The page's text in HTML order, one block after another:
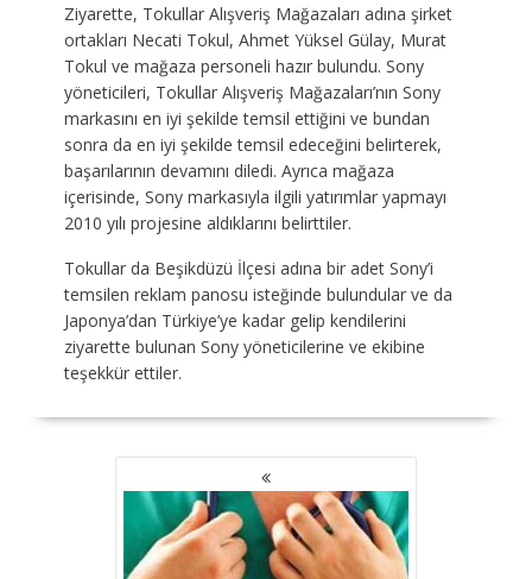
Ziyarette, Tokullar Alışveriş Mağazaları adına şirket
ortakları Necati Tokul, Ahmet Yüksel Gülay, Murat
Tokul ve mağaza personeli hazır bulundu. Sony
yöneticileri, Tokullar Alışveriş Mağazaları’nın Sony
markasını en iyi şekilde temsil ettiğini ve bundan
sonra da en iyi şekilde temsil edeceğini belirterek,
başarılarının devamını diledi. Ayrıca mağaza
içerisinde, Sony markasıyla ilgili yatırımlar yapmayı
2010 yılı projesine aldıklarını belirttiler.
Tokullar da Beşikdüzü İlçesi adına bir adet Sony’i
temsilen reklam panosu isteğinde bulundular ve da
Japonya’dan Türkiye’ye kadar gelip kendilerini
ziyarette bulunan Sony yöneticilerine ve ekibine
teşekkür ettiler.